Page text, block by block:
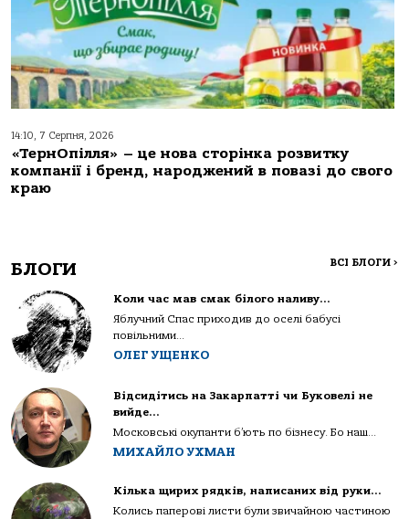
14:10, 7 Серпня, 2026
«ТернОпілля» – це нова сторінка розвитку
компанії і бренд, народжений в повазі до свого
краю
БЛОГИ ВСІ БЛОГИ >
Коли час мав смак білого наливу…
Яблучний Спас приходив до оселі бабусі
повільними...
ОЛЕГ УЩЕНКО
Відсидітись на Закарпатті чи Буковелі не
вийде…
Московські окупанти б’ють по бізнесу. Бо наш...
МИХАЙЛО УХМАН
Кілька щирих рядків, написаних від руки…
Колись паперові листи були звичайною частиною